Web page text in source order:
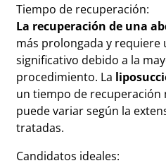
Tiempo de recuperación:
La recuperación de una
más prolongada y
significativo debido a la
procedimiento. La
un tiempo de recuperación
puede variar según la
tratadas.
Candidatos ideales: